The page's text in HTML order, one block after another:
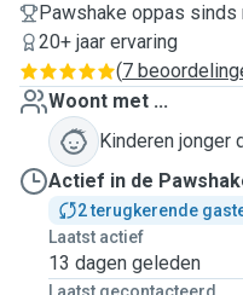
Pawshake oppas sinds
20+ jaar ervaring
(7
Woont met ...
Kinderen jonger
Actief in de
2 terugkerende
Laatst actief
13 dagen geleden